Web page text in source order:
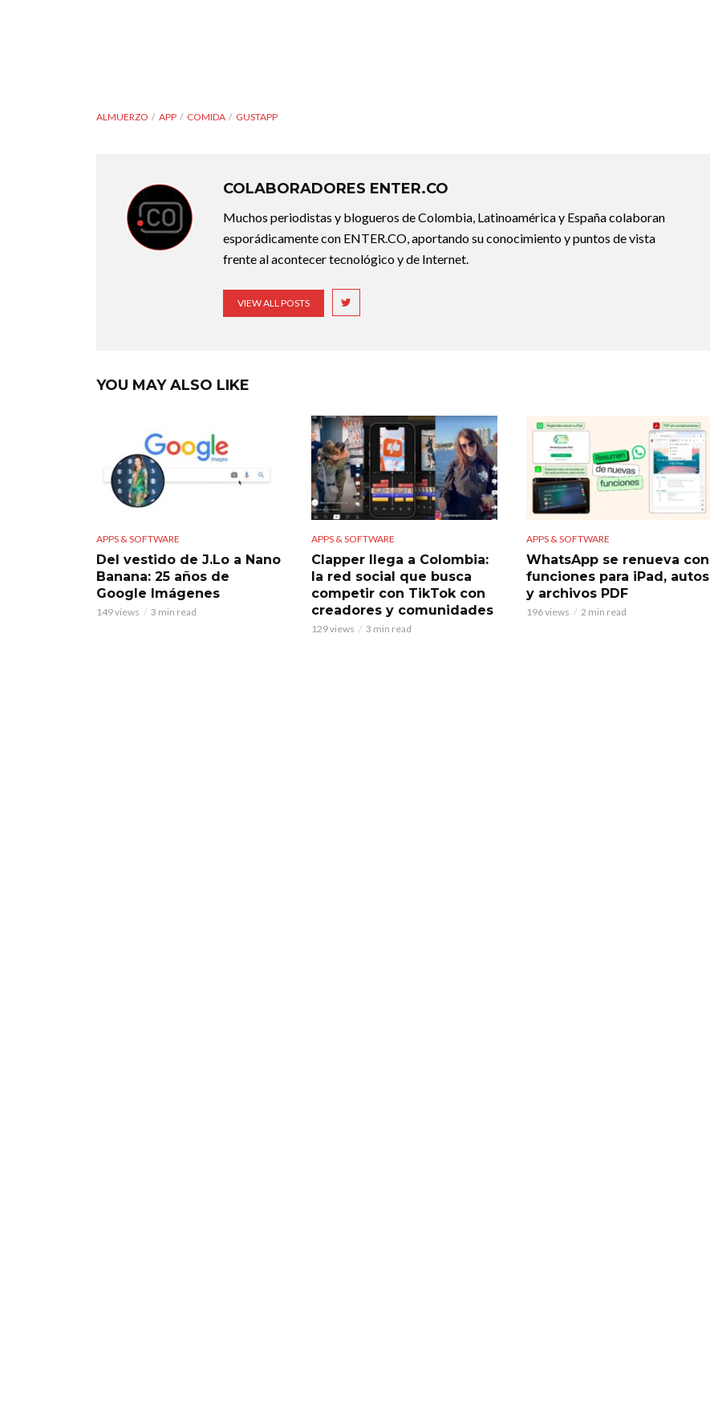
ALMUERZO APP COMIDA GUSTAPP
COLABORADORES ENTER.CO
Muchos periodistas y blogueros de Colombia, Latinoamérica y España colaboran
esporádicamente con ENTER.CO, aportando su conocimiento y puntos de vista
frente al acontecer tecnológico y de Internet.
VIEW ALL POSTS
YOU MAY ALSO LIKE
APPS & SOFTWARE
Del vestido de J.Lo a Nano
Banana: 25 años de
Google Imágenes
149 views 3 min read
APPS & SOFTWARE
Clapper llega a Colombia:
la red social que busca
competir con TikTok con
creadores y comunidades
129 views 3 min read
APPS & SOFTWARE
WhatsApp se renueva con
funciones para iPad, autos
y archivos PDF
196 views 2 min read